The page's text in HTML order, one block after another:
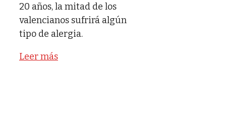
20 años, la mitad de los
valencianos sufrirá algún
tipo de alergia.
Leer más